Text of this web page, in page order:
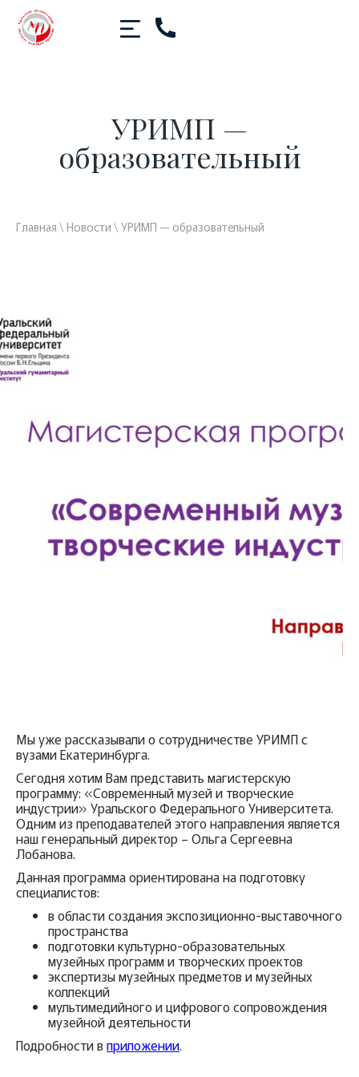
УРИМП —
образовательный
Главная \ Новости \ УРИМП — образовательный
Мы уже рассказывали о сотрудничестве УРИМП с
вузами Екатеринбурга.
Сегодня хотим Вам представить магистерскую
программу: «Современный музей и творческие
индустрии» Уральского Федерального Университета.
Одним из преподавателей этого направления является
наш генеральный директор – Ольга Сергеевна
Лобанова.
Данная программа ориентирована на подготовку
специалистов:
в области создания экспозиционно-выставочного
пространства
подготовки культурно-образовательных
музейных программ и творческих проектов
экспертизы музейных предметов и музейных
коллекций
мультимедийного и цифрового сопровождения
музейной деятельности
Подробности в приложении.